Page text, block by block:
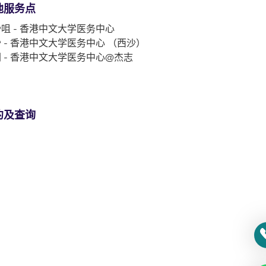
服务点
- 香港中文大学医务中心
- 香港中文大学医务中心 （西沙）
- 香港中文大学医务中心@杰志
及查询